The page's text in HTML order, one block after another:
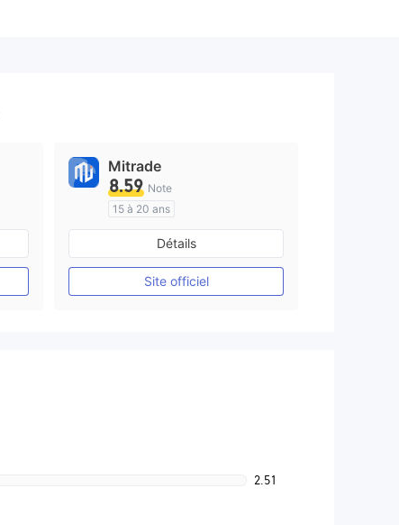
Mitrade
8.59 Note
15 à 20 ans
Réglementation de Australie
Market Making (MM)
Auto-recherche
Détails
Site officiel
2.51